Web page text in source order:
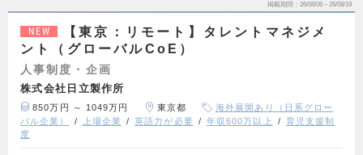
掲載期間 26/08/06～26/08/19
NEW
【東京：リモート】タレントマネジメ
ント（グローバルCoE）
人事制度・企画
株式会社日立製作所
850万円 ～ 1049万円 東京都
海外展開あり（日系グロー
バル企業）
上場企業 英語力が必要 年収600万以上
育児支援制
度